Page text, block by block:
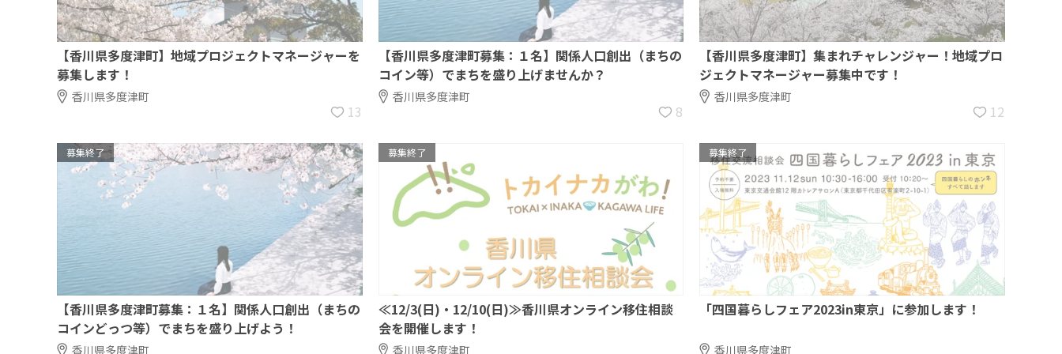
【香川県多度津町】地域プロジェクトマネージャーを
募集します！
香川県多度津町
13
【香川県多度津町募集：１名】関係人口創出（まちの
コイン等）でまちを盛り上げませんか？
香川県多度津町
8
【香川県多度津町】集まれチャレンジャー！地域プロ
ジェクトマネージャー募集中です！
香川県多度津町
12
募集終了
【香川県多度津町募集：１名】関係人口創出（まちの
コインどっつ等）でまちを盛り上げよう！
香川県多度津町
募集終了
≪12/3(日)・12/10(日)≫香川県オンライン移住相談
会を開催します！
香川県多度津町
募集終了
「四国暮らしフェア2023in東京」に参加します！
香川県多度津町